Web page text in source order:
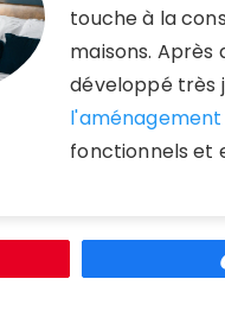
touche à la
maisons. Après
développé très
l'aménagement
fonctionnels et